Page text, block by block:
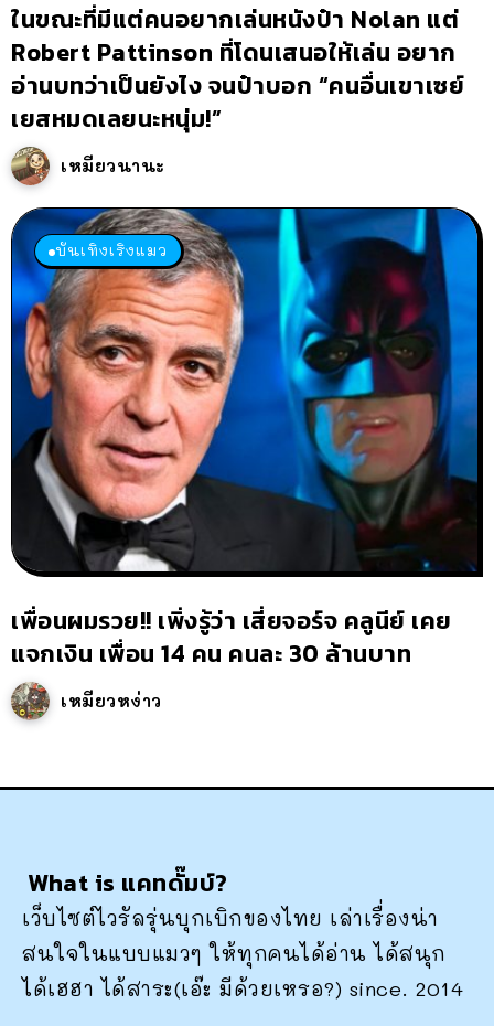
ในขณะที่มีแต่คนอยากเล่นหนังป๋า Nolan แต่
Robert Pattinson ที่โดนเสนอให้เล่น อยาก
อ่านบทว่าเป็นยังไง จนป๋าบอก “คนอื่นเขาเซย์
เยสหมดเลยนะหนุ่ม!”
เหมียวนานะ
บันเทิงเริงแมว
เพื่อนผมรวย!! เพิ่งรู้ว่า เสี่ยจอร์จ คลูนีย์ เคย
แจกเงิน เพื่อน 14 คน คนละ 30 ล้านบาท
เหมียวหง่าว
What is แคทดั๊มบ์?
เว็บไซต์ไวรัลรุ่นบุกเบิกของไทย เล่าเรื่องน่า
สนใจในแบบแมวๆ ให้ทุกคนได้อ่าน ได้สนุก
ได้เฮฮา ได้สาระ(เอ๊ะ มีด้วยเหรอ?) since. 2014